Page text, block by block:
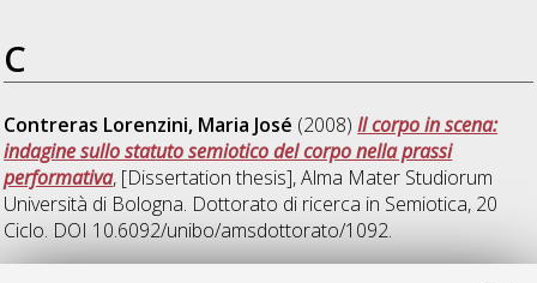
C
Contreras Lorenzini, Maria José (2008)Il corpo in scena:
indagine sullo statuto semiotico del corpo nella prassi
performativa, [Dissertation thesis], Alma Mater Studiorum
Università di Bologna. Dottorato di ricerca in Semiotica, 20
Ciclo. DOI 10.6092/unibo/amsdottorato/1092.